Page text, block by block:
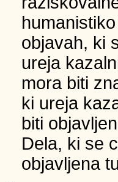
objavah, ki
ureja
mora biti
ki ureja
biti
Dela, ki se
objavljena